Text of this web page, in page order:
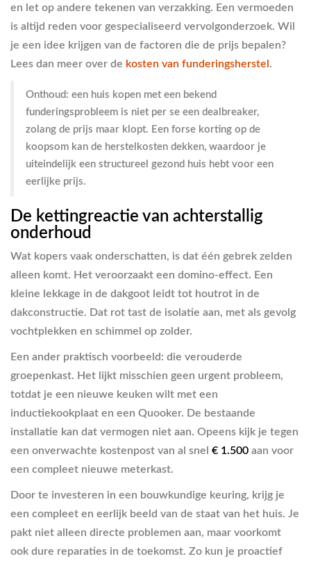
en let op andere tekenen van verzakking. Een vermoeden
is altijd reden voor gespecialiseerd vervolgonderzoek. Wil
je een idee krijgen van de factoren die de prijs bepalen?
Lees dan meer over de kosten van funderingsherstel.
Onthoud: een huis kopen met een bekend
funderingsprobleem is niet per se een dealbreaker,
zolang de prijs maar klopt. Een forse korting op de
koopsom kan de herstelkosten dekken, waardoor je
uiteindelijk een structureel gezond huis hebt voor een
eerlijke prijs.
De kettingreactie van achterstallig
onderhoud
Wat kopers vaak onderschatten, is dat één gebrek zelden
alleen komt. Het veroorzaakt een domino-effect. Een
kleine lekkage in de dakgoot leidt tot houtrot in de
dakconstructie. Dat rot tast de isolatie aan, met als gevolg
vochtplekken en schimmel op zolder.
Een ander praktisch voorbeeld: die verouderde
groepenkast. Het lijkt misschien geen urgent probleem,
totdat je een nieuwe keuken wilt met een
inductiekookplaat en een Quooker. De bestaande
installatie kan dat vermogen niet aan. Opeens kijk je tegen
een onverwachte kostenpost van al snel € 1.500 aan voor
een compleet nieuwe meterkast.
Door te investeren in een bouwkundige keuring, krijg je
een compleet en eerlijk beeld van de staat van het huis. Je
pakt niet alleen directe problemen aan, maar voorkomt
ook dure reparaties in de toekomst. Zo kun je proactief